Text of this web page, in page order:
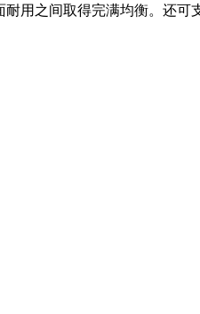
用之间取得完满均衡。还可